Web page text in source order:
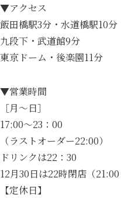
▼アクセス
飯田橋駅3分・水道橋駅10分
九段下・武道館9分
東京ドーム・後楽園11分
▼営業時間
［月～日］
17:00～23：00
（ラストオーダー22:00）
ドリンクは22：30
12月30日は22時閉店（21:00
【定休日】